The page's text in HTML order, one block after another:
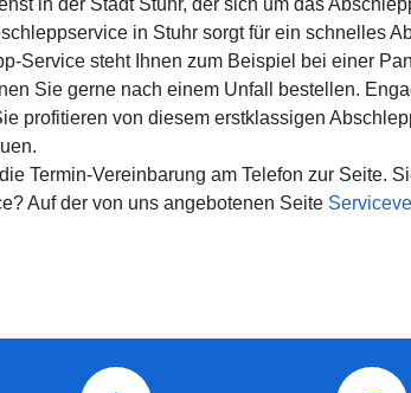
in Stuhr sorgt für ein schnelles
Service steht Ihnen zum Beispiel bei einer
Sie gerne nach einem Unfall bestellen.
profitieren von diesem erstklassigen
Termin-Vereinbarung am Telefon zur Seite.
Auf der von uns angebotenen Seite